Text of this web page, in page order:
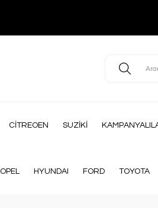
CİTREOEN SUZİKİ
OPEL HYUNDAI FORD TOYOTA